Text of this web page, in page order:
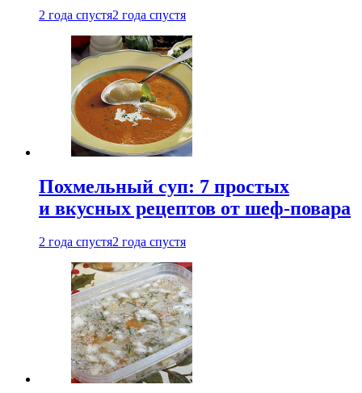
2 года спустя2 года спустя
Похмельный суп: 7 простых
и вкусных рецептов от шеф-повара
2 года спустя2 года спустя